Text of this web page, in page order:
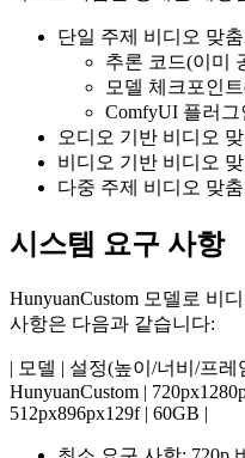
단일 주제 비디오 맞
추론 코드(이미
모델 체크포인
ComfyUI 플러그
오디오 기반 비디오
비디오 기반 비디오
다중 주제 비디오 맞
시스템 요구 사항
HunyuanCustom 모델로 비
사항은 다음과 같습니다:
| 모델 | 설정(높이/너비/프레
HunyuanCustom |
512px896px129f | 60GB |